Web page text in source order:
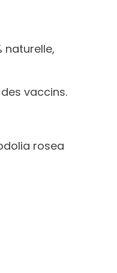
naturelle,
des vaccins.
rosea